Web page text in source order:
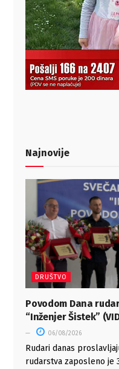
Najnovije
DRUŠTVO
Povodom Dana
“Inženjer Šistek”
06/08/2026
Rudari danas
rudarstva zaposleno je